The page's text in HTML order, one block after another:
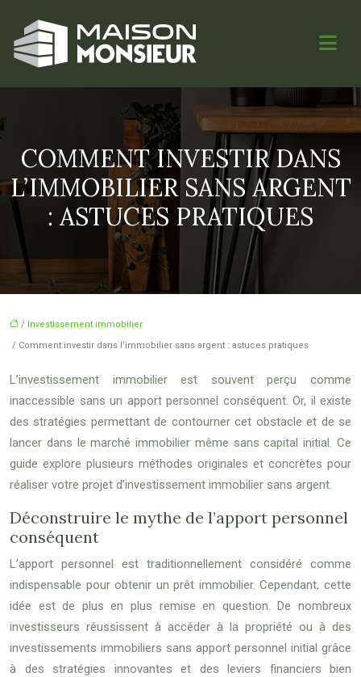
COMMENT INVESTIR DANS
L’IMMOBILIER SANS ARGENT
: ASTUCES PRATIQUES
/ Investissement immobilier
/ Comment investir dans l’immobilier sans argent : astuces pratiques
L’investissement immobilier est souvent perçu comme
inaccessible sans un apport personnel conséquent. Or, il existe
des stratégies permettant de contourner cet obstacle et de se
lancer dans le marché immobilier même sans capital initial. Ce
guide explore plusieurs méthodes originales et concrètes pour
réaliser votre projet d’investissement immobilier sans argent.
Déconstruire le mythe de l’apport personnel
conséquent
L’apport personnel est traditionnellement considéré comme
indispensable pour obtenir un prêt immobilier. Cependant, cette
idée est de plus en plus remise en question. De nombreux
investisseurs réussissent à accéder à la propriété ou à des
investissements immobiliers sans apport personnel initial grâce
à des stratégies innovantes et des leviers financiers bien